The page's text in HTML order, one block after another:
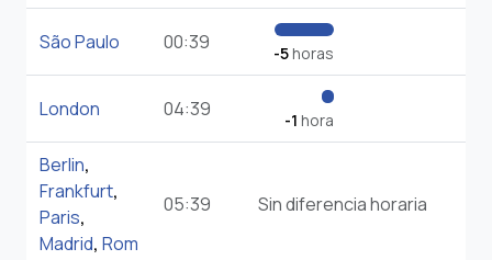
São Paulo 00:39 -5horas
London 04:39 -1 hora
Berlin,
Frankfurt,
Paris,
Madrid, Rom
05:39 Sin diferencia horaria